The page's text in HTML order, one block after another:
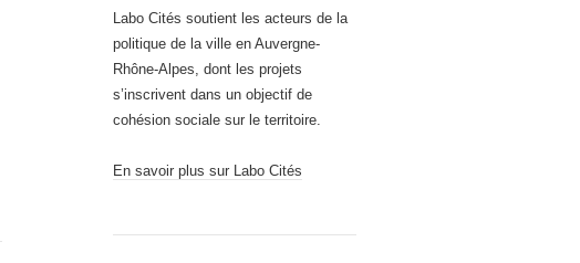
Labo Cités soutient les acteurs de la
politique de la ville en Auvergne-
Rhône-Alpes, dont les projets
s’inscrivent dans un objectif de
cohésion sociale sur le territoire.
En savoir plus sur Labo Cités